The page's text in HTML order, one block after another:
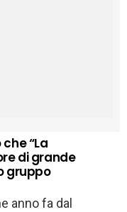
“La
di grande
gruppo
anno fa dal